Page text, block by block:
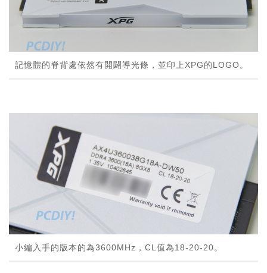
記憶體的脊背處依然有開闢導光條，並印上XPG的LOGO。
小編入手的版本的為3600MHz，CL值為18-20-20。